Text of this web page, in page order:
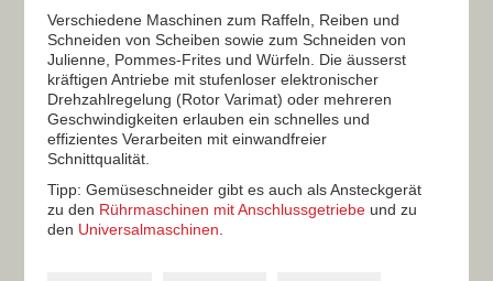
Verschiedene Maschinen zum Raffeln, Reiben und
Schneiden von Scheiben sowie zum Schneiden von
Julienne, Pommes-Frites und Würfeln. Die äusserst
kräftigen Antriebe mit stufenloser elektronischer
Drehzahlregelung (Rotor Varimat) oder mehreren
Geschwindigkeiten erlauben ein schnelles und
effizientes Verarbeiten mit einwandfreier
Schnittqualität.
Tipp: Gemüseschneider gibt es auch als Ansteckgerät
zu den Rührmaschinen mit Anschlussgetriebe und zu
den Universalmaschinen